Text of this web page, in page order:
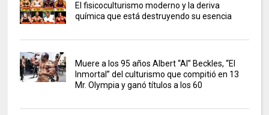
El fisicoculturismo moderno y la deriva
química que está destruyendo su esencia
Muere a los 95 años Albert “Al” Beckles, “El
Inmortal” del culturismo que compitió en 13
Mr. Olympia y ganó títulos a los 60